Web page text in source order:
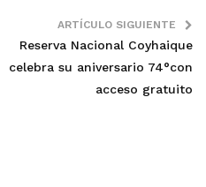
ARTÍCULO SIGUIENTE
Reserva Nacional Coyhaique
celebra su aniversario 74°con
acceso gratuito